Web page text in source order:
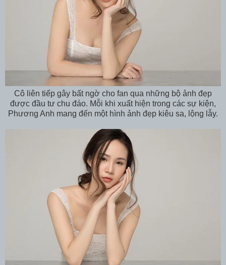
Cô liên tiếp gây bất ngờ cho fan qua những bộ ảnh đẹp
được đầu tư chu đáo. Mỗi khi xuất hiện trong các sự kiện,
Phương Anh mang đến một hình ảnh đẹp kiêu sa, lộng lẫy.